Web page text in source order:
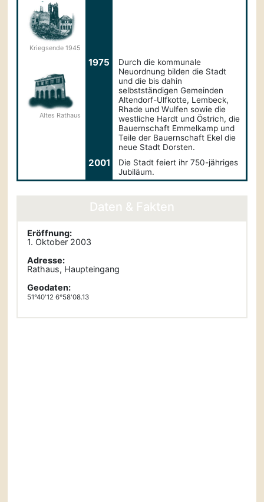
Kriegsende 1945
Altes Rathaus
1975
Durch die kommunale
Neuordnung bilden die Stadt
und die bis dahin
selbstständigen Gemeinden
Altendorf-Ulfkotte, Lembeck,
Rhade und Wulfen sowie die
westliche Hardt und Östrich, die
Bauernschaft Emmelkamp und
Teile der Bauernschaft Ekel die
neue Stadt Dorsten.
2001
Die Stadt feiert ihr 750-jähriges
Jubiläum.
Daten & Fakten
Eröffnung:
1. Oktober 2003
Adresse:
Rathaus, Haupteingang
Geodaten:
51°40'12 6°58'08.13